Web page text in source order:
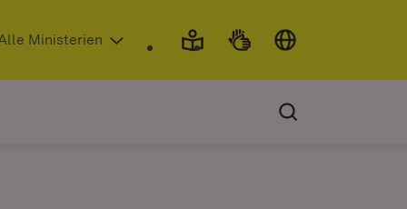
neuem Fenster)
Ministerien